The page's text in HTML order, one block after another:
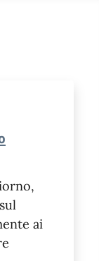
ai